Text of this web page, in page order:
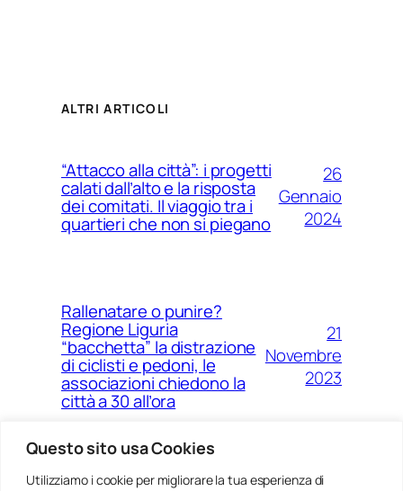
Questo sito usa Cookies
Utilizziamo i cookie per migliorare la tua esperienza di
ALTRI ARTICOLI
“Attacco alla città”: i progetti
calati dall’alto e la risposta
dei comitati. Il viaggio tra i
quartieri che non si piegano
26
Gennaio
2024
Rallenatare o punire?
Regione Liguria
“bacchetta” la distrazione
di ciclisti e pedoni, le
associazioni chiedono la
città a 30 all’ora
21
Novembre
2023